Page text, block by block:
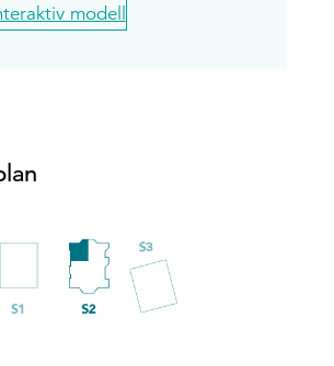
modell